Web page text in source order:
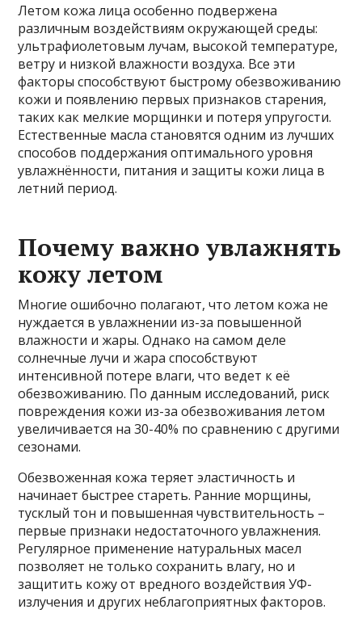
Летом кожа лица особенно подвержена
различным воздействиям окружающей среды:
ультрафиолетовым лучам, высокой температуре,
ветру и низкой влажности воздуха. Все эти
факторы способствуют быстрому обезвоживанию
кожи и появлению первых признаков старения,
таких как мелкие морщинки и потеря упругости.
Естественные масла становятся одним из лучших
способов поддержания оптимального уровня
увлажнённости, питания и защиты кожи лица в
летний период.
Почему важно увлажнять
кожу летом
Многие ошибочно полагают, что летом кожа не
нуждается в увлажнении из-за повышенной
влажности и жары. Однако на самом деле
солнечные лучи и жара способствуют
интенсивной потере влаги, что ведет к её
обезвоживанию. По данным исследований, риск
повреждения кожи из-за обезвоживания летом
увеличивается на 30-40% по сравнению с другими
сезонами.
Обезвоженная кожа теряет эластичность и
начинает быстрее стареть. Ранние морщины,
тусклый тон и повышенная чувствительность –
первые признаки недостаточного увлажнения.
Регулярное применение натуральных масел
позволяет не только сохранить влагу, но и
защитить кожу от вредного воздействия УФ-
излучения и других неблагоприятных факторов.